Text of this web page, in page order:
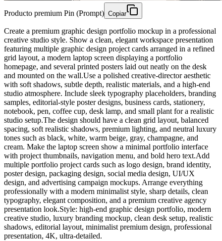
Producto premium Pin (Prompt) Copiar
Create a premium graphic design portfolio mockup in a professional
creative studio style. Show a clean, elegant workspace presentation
featuring multiple graphic design project cards arranged in a refined
grid layout, a modern laptop screen displaying a portfolio
homepage, and several printed posters laid out neatly on the desk
and mounted on the wall.Use a polished creative-director aesthetic
with soft shadows, subtle depth, realistic materials, and a high-end
studio atmosphere. Include sleek typography placeholders, branding
samples, editorial-style poster designs, business cards, stationery,
notebook, pen, coffee cup, desk lamp, and small plant for a realistic
studio setup.The design should have a clean grid layout, balanced
spacing, soft realistic shadows, premium lighting, and neutral luxury
tones such as black, white, warm beige, gray, champagne, and
cream. Make the laptop screen show a minimal portfolio interface
with project thumbnails, navigation menu, and bold hero text.Add
multiple portfolio project cards such as logo design, brand identity,
poster design, packaging design, social media design, UI/UX
design, and advertising campaign mockups. Arrange everything
professionally with a modern minimalist style, sharp details, clean
typography, elegant composition, and a premium creative agency
presentation look.Style: high-end graphic design portfolio, modern
creative studio, luxury branding mockup, clean desk setup, realistic
shadows, editorial layout, minimalist premium design, professional
presentation, 4K, ultra-detailed.